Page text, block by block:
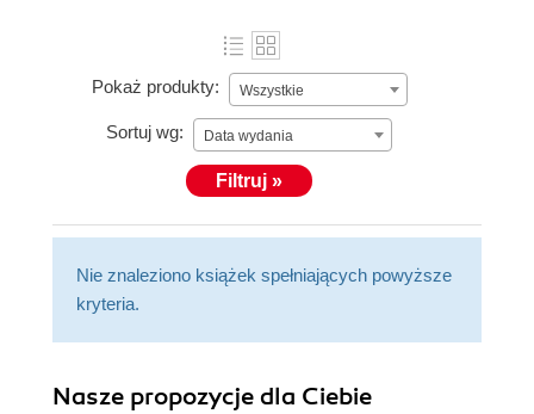
Pokaż produkty: Wszystkie
Sortuj wg: Data wydania
Filtruj »
Nie znaleziono książek spełniających powyższe
kryteria.
Nasze propozycje dla Ciebie